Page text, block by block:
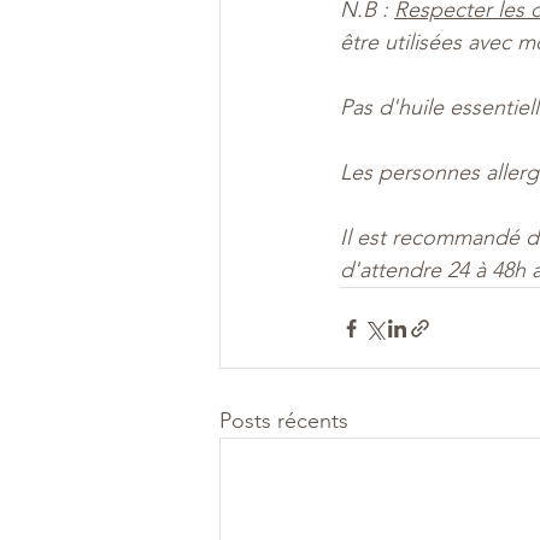
N.B : Respecter les
être utilisées avec
Pas d'huile
Les personnes
Il est recommandé
d'attendre 24 à 48h
Posts récents